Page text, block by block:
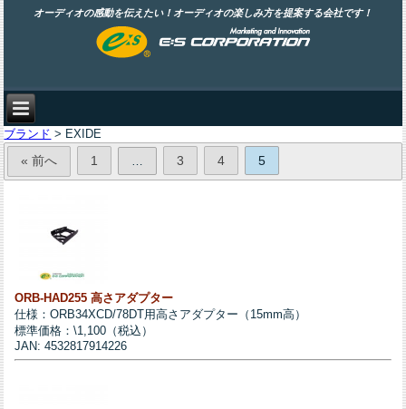
オーディオの感動を伝えたい！オーディオの楽しみ方を提案する会社です！
ブランド > EXIDE
« 前へ 1 … 3 4 5
ORB-HAD255 高さアダプター
仕様：ORB34XCD/78DT用高さアダプター（15mm高）
標準価格：\1,100（税込）
JAN: 4532817914226